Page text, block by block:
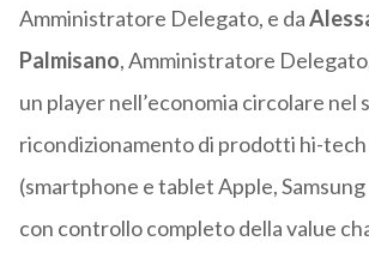
Amministratore Delegato, e da
Palmisano, Amministratore
un player nell’economia circolare nel
ricondizionamento di prodotti hi-tech
(smartphone e tablet Apple, Samsung
con controllo completo della value